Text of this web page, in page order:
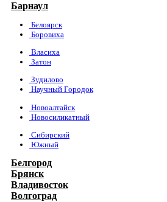
Барнаул
Белоярск
Боровиха
Власиха
Затон
Зудилово
Научный Городок
Новоалтайск
Новосиликатный
Сибирский
Южный
Белгород
Брянск
Владивосток
Волгоград